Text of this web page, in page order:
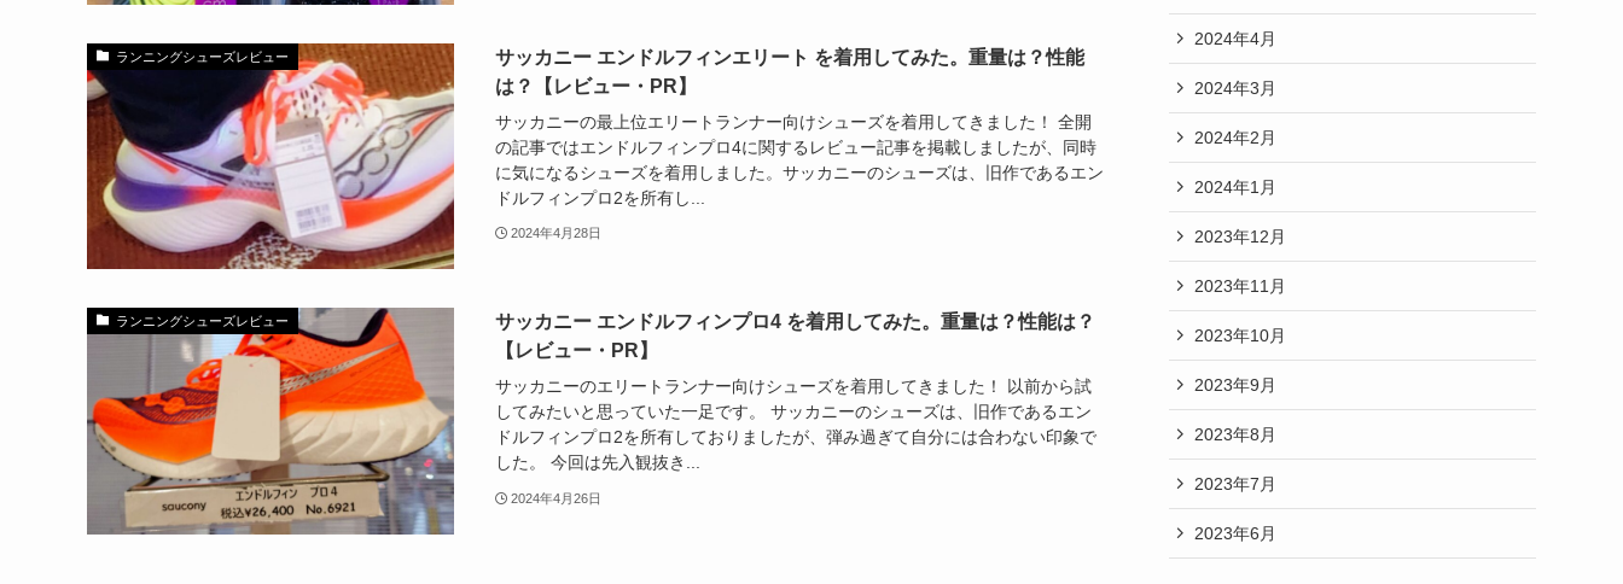
ランニングシューズレビュー
サッカニー エンドルフィンエリート を着用してみた。重量は？性能
は？【レビュー・PR】
サッカニーの最上位エリートランナー向けシューズを着用してきました！ 全開
の記事ではエンドルフィンプロ4に関するレビュー記事を掲載しましたが、同時
に気になるシューズを着用しました。サッカニーのシューズは、旧作であるエン
ドルフィンプロ2を所有し...
2024年4月28日
ランニングシューズレビュー
サッカニー エンドルフィンプロ4 を着用してみた。重量は？性能は？
【レビュー・PR】
サッカニーのエリートランナー向けシューズを着用してきました！ 以前から試
してみたいと思っていた一足です。 サッカニーのシューズは、旧作であるエン
ドルフィンプロ2を所有しておりましたが、弾み過ぎて自分には合わない印象で
した。 今回は先入観抜き...
2024年4月26日
2024年4月
2024年3月
2024年2月
2024年1月
2023年12月
2023年11月
2023年10月
2023年9月
2023年8月
2023年7月
2023年6月